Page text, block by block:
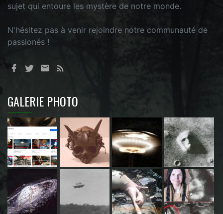
sujet qui entoure les mystère de notre monde.
N'hésitez pas à venir rejoindre notre communauté de
passionés !
GALERIE PHOTO